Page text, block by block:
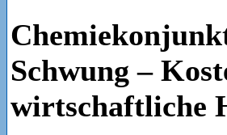
Schwung –
wirtschaftliche